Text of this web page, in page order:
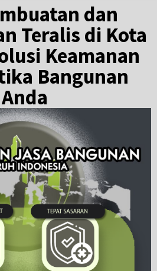
dan
Teralis di Kota
Keamanan
Bangunan
Anda